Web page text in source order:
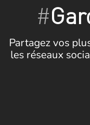
#
Partagez vos
les réseaux